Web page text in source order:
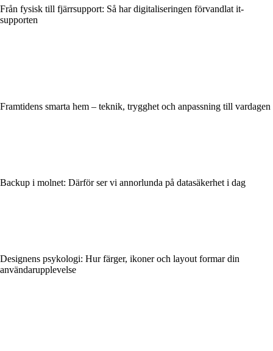
Från fysisk till fjärrsupport: Så har digitaliseringen förvandlat it-
supporten
Framtidens smarta hem – teknik, trygghet och anpassning till vardagen
Backup i molnet: Därför ser vi annorlunda på datasäkerhet i dag
Designens psykologi: Hur färger, ikoner och layout formar din
användarupplevelse